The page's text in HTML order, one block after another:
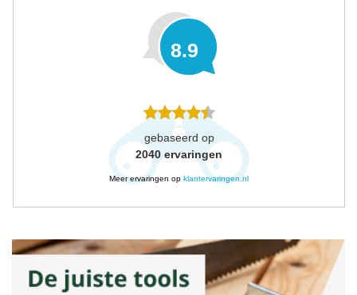
8.9
gebaseerd op
2040 ervaringen
Meer ervaringen op klantervaringen.nl